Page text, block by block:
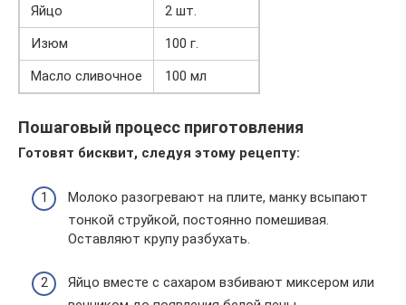
Яйцо
2 шт.
Изюм
100 г.
Масло сливочное
100 мл
Пошаговый процесс приготовления
Готовят бисквит, следуя этому рецепту:
Молоко разогревают на плите, манку всыпают
тонкой струйкой, постоянно помешивая.
Оставляют крупу разбухать.
Яйцо вместе с сахаром взбивают миксером или